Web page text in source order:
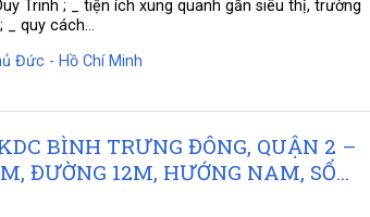
Trinh ; _ tiện ích xung quanh gần siêu thị, trường
_ quy cách...
Đức - Hồ Chí Minh
BÌNH TRƯNG ĐÔNG, QUẬN 2 –
ĐƯỜNG 12M, HƯỚNG NAM, SỔ...